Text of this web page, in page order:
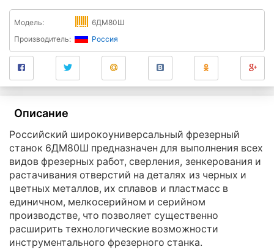
Модель:
6ДМ80Ш
Производитель:
Россия
Описание
Российский широкоуниверсальный фрезерный
станок 6ДМ80Ш предназначен для выполнения всех
видов фрезерных работ, сверления, зенкерования и
растачивания отверстий на деталях из черных и
цветных металлов, их сплавов и пластмасс в
единичном, мелкосерийном и серийном
производстве, что позволяет существенно
расширить технологические возможности
инструментального фрезерного станка.